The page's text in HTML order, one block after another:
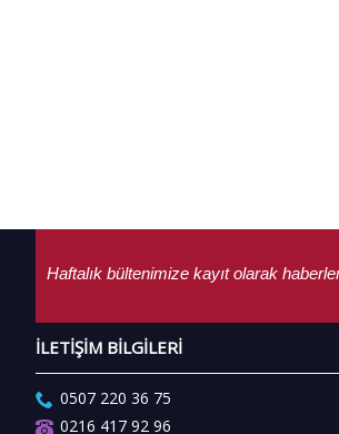
Haftalık bültenimize kayıt olarak
İLETIŞIM BILGILERI
0507 220 36 75
0216 417 92 96